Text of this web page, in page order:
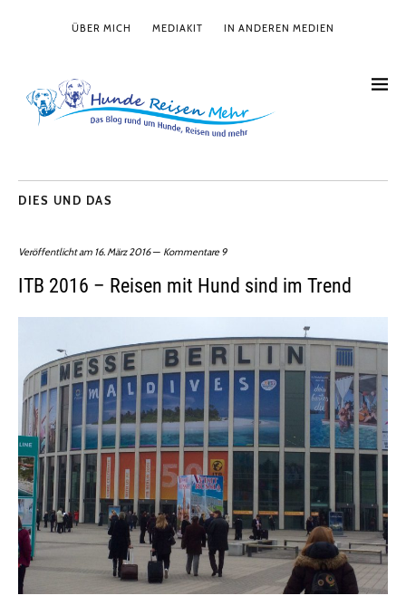
ÜBER MICH MEDIAKIT IN ANDEREN MEDIEN
DIES UND DAS
Veröffentlicht am 16. März 2016 Kommentare 9
ITB 2016 – Reisen mit Hund sind im Trend